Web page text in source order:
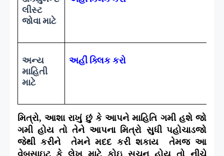
લીસ્ટ
જોવા માટે
અન્ય
માહિતી
માટે
અહીં ક્લિક કરો
મિત્રો,આશા રાખું છું કે આપને માહિતિ ગમી હશે જો
ગમી હોય તો તેને આપના મિત્રો સુધી પહોચાડજો
જેથી કરીને તેમને મદદ કરી શકાય તેમજ આ